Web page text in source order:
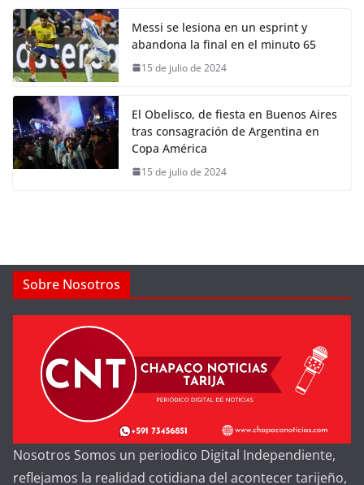
Messi se lesiona en un esprint y
abandona la final en el minuto 65
15 de julio de 2024
El Obelisco, de fiesta en Buenos Aires
tras consagración de Argentina en
Copa América
15 de julio de 2024
Sobre Nosotros
Nosotros Somos un periodico Digital Independiente,
reflejamos la realidad cotidiana del acontecer tarijeño,